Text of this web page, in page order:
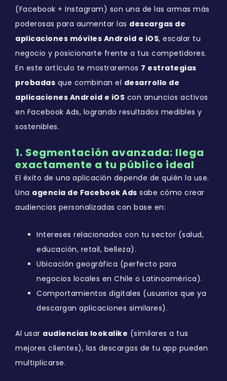
(Facebook + Instagram) son una de las armas más
poderosas para aumentar las descargas de
aplicaciones móviles Android e iOS, escalar tu
negocio y posicionarte frente a tus competidores.
En este artículo te mostraremos 7 estrategias
probadas que combinan el desarrollo de
aplicaciones Android e iOS con anuncios activos
en Facebook Ads, logrando resultados medibles y
sostenibles.
1. Segmentación avanzada: llega
exactamente a tu público ideal
El éxito de una aplicación depende de quién la use.
Una agencia de Facebook Ads sabe cómo crear
audiencias personalizadas con base en:
Intereses relacionados con tu sector (salud,
educación, retail, belleza).
Ubicación geográfica (perfecto para
negocios locales en Chile o Latinoamérica).
Comportamientos digitales (usuarios que ya
descargan aplicaciones similares).
Al usar audiencias lookalike (similares a tus
mejores clientes), las descargas de tu app pueden
multiplicarse.